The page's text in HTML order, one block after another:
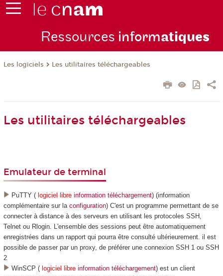
Ressources informatiques
Les logiciels Les utilitaires téléchargeables
Les utilitaires téléchargeables
Emulateur de terminal
PuTTY ( logiciel libre information téléchargement) (information
complémentaire sur la configuration) C'est un programme permettant de se
connecter à distance à des serveurs en utilisant les protocoles SSH,
Telnet ou Rlogin. L'ensemble des sessions peut être automatiquement
enregistrées dans un rapport qui pourra être consulté ultérieurement. il est
possible de passer par un proxy, de préférer une connexion SSH 1 ou SSH
2
WinSCP ( logiciel libre information téléchargement) est un client